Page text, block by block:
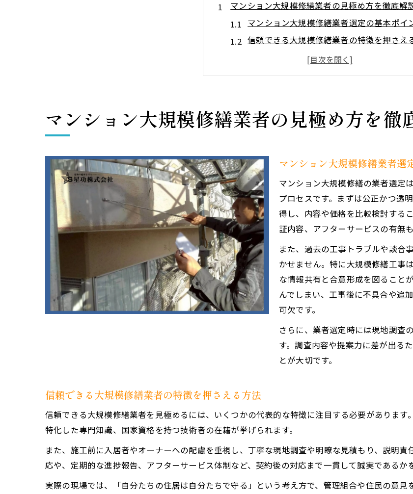
マンション大規模修繕業者の見極め方を徹底解
マンション大規模修繕業者選定の基本ポイ
信頼できる大規模修繕業者の特徴を押さえ
業者選定基準を活かした見極め方のコツを
大規模修繕業者ランキングの活用と注意点
信頼性重視で選ぶ大規模修繕の重要ポイント
信頼性を重視したマンション大規模修繕業
大規模修繕会社一覧から信頼性を読み取る
マンション大規模修繕で重要な保証内容の
安全管理とアフターサービスの確認ポイン
業者選定基準を知って失敗しない修繕を実現
マンション大規模修繕の業者選定基準を徹
大規模修繕工事の評価ポイントと比較方法
業者選定で重視すべきコストと品質のバラ
失敗しないための業者選定プロセスを紹介
大規模修繕業者選定基準の実践的な使い方
大規模修繕会社の実績や体制を比較するコツ
マンション大規模修繕の会社実績比較のポ
施工体制と管理力から業者をチェックする
大規模修繕業者の過去事例を上手に活用する
現場監督や技術者の対応力も比較材料にする
修繕費用と業者の対応力をどうチェックするか
マンション大規模修繕の費用構成と内訳を
見積書比較でチェックすべき業者の透明性
修繕費用相場と適正な価格判断のポイント
大規模修繕業者の対応力を面談で見極める
マンション大規模修繕業者の見極め方を徹
マンション大規模修繕業者選
マンション大規模修繕の業者選定
プロセスです。まずは公正かつ透
得し、内容や価格を比較検討する
証内容、アフターサービスの有無
また、過去の工事トラブルや談合
かせません。特に大規模修繕工事
な情報共有と合意形成を図ること
んでしまい、工事後に不具合や追
可欠です。
さらに、業者選定時には現地調査
す。調査内容や提案力に差が出る
とが大切です。
信頼できる大規模修繕業者の特徴を押さえる方法
信頼できる大規模修繕業者を見極めるには、いくつかの代表的な特徴に注目する必要がありま
特化した専門知識、国家資格を持つ技術者の在籍が挙げられます。
また、施工前に入居者やオーナーへの配慮を重視し、丁寧な現地調査や明瞭な見積もり、説明
応や、定期的な進捗報告、アフターサービス体制など、契約後の対応まで一貫して誠実であるか
実際の現場では、「自分たちの住居は自分たちで守る」という考え方で、管理組合や住民の意